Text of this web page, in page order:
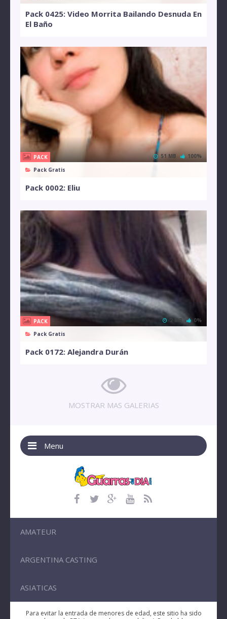
Pack 0425: Video Morrita Bailando Desnuda En
El Baño
PACK
Pack Gratis
51 MB 100%
Pack 0002: Eliu
PACK
Pack Gratis
2 MB 0%
Pack 0172: Alejandra Durán
MOSTRAR MAS GALERIAS
Menu
AMATEUR
ARGENTINA CASTING
ASIATICAS
Para evitar la entrada de menores de edad, este sitio ha sido